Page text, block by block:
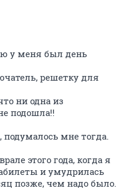
у меня был день
решетку для
ни одна из
подошла!!
мне тогда.
этого года, когда я
и умудрилась
позже, чем надо было.